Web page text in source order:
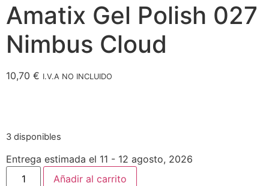
Amatix Gel Polish 027
Nimbus Cloud
10,70 € I.V.A NO INCLUIDO
3 disponibles
Entrega estimada el 11 - 12 agosto, 2026
Añadir al carrito